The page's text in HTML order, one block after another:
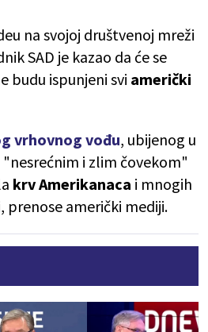
na svojoj društvenoj mreži
SAD je kazao da će se
budu ispunjeni svi američki
vrhovnog vođu, ubijenog u
i zlim čovekom"
krv Amerikanaca i mnogih
prenose američki mediji.